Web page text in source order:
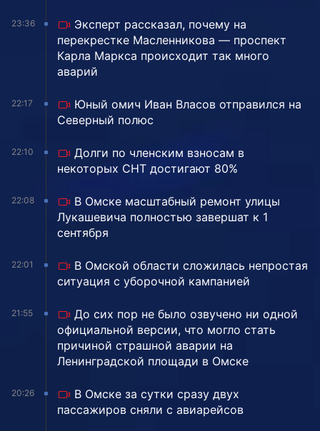
23:36
Эксперт рассказал, почему на
перекрестке Масленникова — проспект
Карла Маркса происходит так много
аварий
22:17
Юный омич Иван Власов отправился на
Северный полюс
22:10
Долги по членским взносам в
некоторых СНТ достигают 80%
22:08
В Омске масштабный ремонт улицы
Лукашевича полностью завершат к 1
сентября
22:01
В Омской области сложилась непростая
ситуация с уборочной кампанией
21:55
До сих пор не было озвучено ни одной
официальной версии, что могло стать
причиной страшной аварии на
Ленинградской площади в Омске
20:26
В Омске за сутки сразу двух
пассажиров сняли с авиарейсов